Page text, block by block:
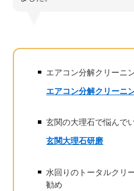
エアコン分解クリーニ
エアコン分解クリーニ
玄関の大理石で悩んで
玄関大理石研磨
水回りのトータルクリ
勧め